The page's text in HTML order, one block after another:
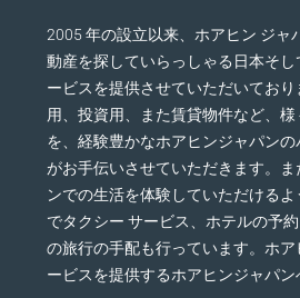
2005 年の設立以来、ホアヒン ジャ
動産を探していらっしゃる日本そ
ービスを提供させていただいてお
用、投資用、また賃貸物件など、様
を、経験豊かなホアヒンジャパン
がお手伝いさせていただきます。ま
ンでの生活を体験していただける
でタクシー サービス、ホテルの予
の旅行の手配も行っています。ホ
ービスを提供するホアヒンジャパン